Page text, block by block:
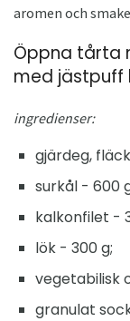
aromen och
Öppna tårta
med jästpuff
ingredienser:
gjärdeg,
surkål - 600
kalkonfilet -
lök - 300 g;
vegetabilisk
granulat